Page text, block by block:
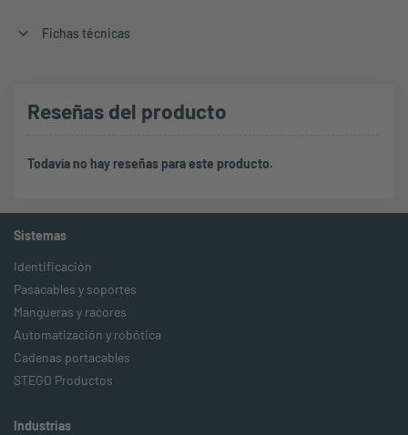
Fichas técnicas
Reseñas del producto
Todavía no hay reseñas para este producto.
Sistemas
Identificación
Pasacables y soportes
Mangueras y racores
Automatización y robótica
Cadenas portacables
STEGO Productos
Industrias